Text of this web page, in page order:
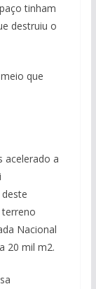
tinham
destruiu o
que
acelerado a
Nacional
20 mil m2.